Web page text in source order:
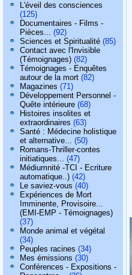
L'éveil des consciences
(125)
Documentaires - Films -
Pièces... (92)
Sciences et Spiritualité (85)
Contact avec l'Invisible
(Témoignages) (82)
Témoignages - Enquêtes
autour de la mort (82)
Magazines (71)
Développement Personnel -
Quête intérieure (68)
Histoires insolites et
extraordinaires (63)
Santé : Médecine holistique
et alternative... (50)
Romans-Thriller-contes
initiatiques... (47)
Médiumnité -TCI - Ecriture
automatique..) (42)
Le saviez-vous (40)
Expériences de Mort
Imminente, Provisoire...
(EMI-EMP - Témoignages)
(37)
Monde animal et végétal
(34)
Peuples racines (34)
Mes émissions (30)
Conférences - Expositions -